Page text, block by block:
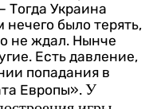
Украина
было терять,
не ждал. Нынче
Есть давление,
попадания в
Европы». У